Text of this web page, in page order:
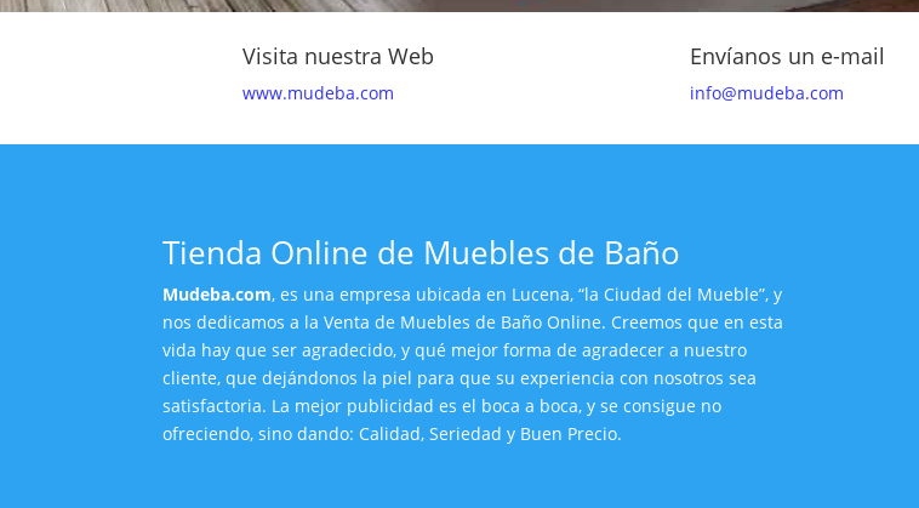
Visita nuestra Web
www.mudeba.com
Envíanos un e-mail
info@mudeba.com
Tienda Online de Muebles de Baño
Mudeba.com, es una empresa ubicada en Lucena, “la Ciudad del Mueble”, y
nos dedicamos a la Venta de Muebles de Baño Online. Creemos que en esta
vida hay que ser agradecido, y qué mejor forma de agradecer a nuestro
cliente, que dejándonos la piel para que su experiencia con nosotros sea
satisfactoria. La mejor publicidad es el boca a boca, y se consigue no
ofreciendo, sino dando: Calidad, Seriedad y Buen Precio.